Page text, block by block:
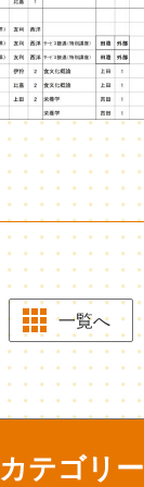
一覧へ
カテゴリー